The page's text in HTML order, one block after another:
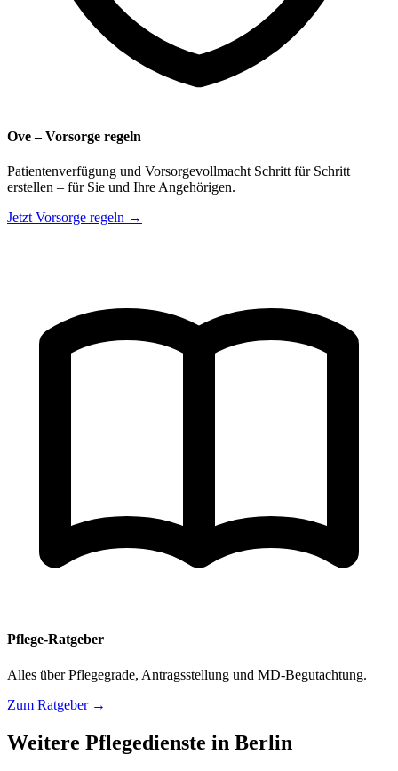
Ove – Vorsorge regeln
Patientenverfügung und Vorsorgevollmacht Schritt für Schritt
erstellen – für Sie und Ihre Angehörigen.
Jetzt Vorsorge regeln →
Pflege-Ratgeber
Alles über Pflegegrade, Antragsstellung und MD-Begutachtung.
Zum Ratgeber →
Weitere Pflegedienste in Berlin